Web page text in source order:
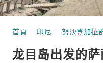
首頁 印尼 努沙登加拉
龙目岛出发的